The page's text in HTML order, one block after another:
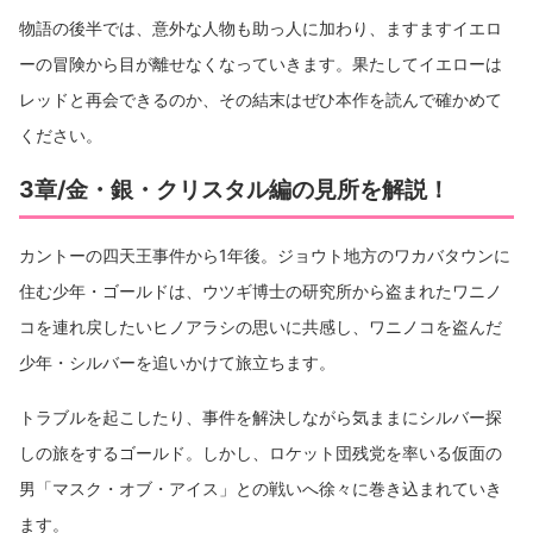
物語の後半では、意外な人物も助っ人に加わり、ますますイエロ
ーの冒険から目が離せなくなっていきます。果たしてイエローは
レッドと再会できるのか、その結末はぜひ本作を読んで確かめて
ください。
3章/金・銀・クリスタル編の見所を解説！
カントーの四天王事件から1年後。ジョウト地方のワカバタウンに
住む少年・ゴールドは、ウツギ博士の研究所から盗まれたワニノ
コを連れ戻したいヒノアラシの思いに共感し、ワニノコを盗んだ
少年・シルバーを追いかけて旅立ちます。
トラブルを起こしたり、事件を解決しながら気ままにシルバー探
しの旅をするゴールド。しかし、ロケット団残党を率いる仮面の
男「マスク・オブ・アイス」との戦いへ徐々に巻き込まれていき
ます。